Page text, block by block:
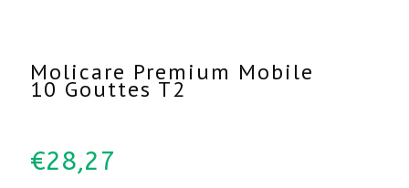
Molicare Premium Mobile
10 Gouttes T2
€28,27